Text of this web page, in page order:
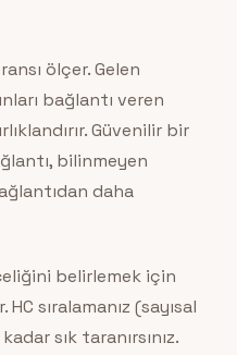
ölçer. Gelen
bağlantı veren
Güvenilir bir
bilinmeyen
daha
belirlemek için
sıralamanız (sayısal
sık taranırsınız.